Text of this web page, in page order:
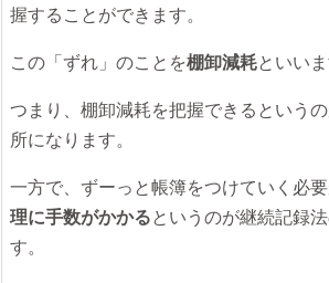
握することができます。
この「ずれ」のことを棚卸減耗といいま
つまり、棚卸減耗を把握できるという
所になります。
一方で、ずーっと帳簿をつけていく必
理に手数がかかるというのが継続記録
す。